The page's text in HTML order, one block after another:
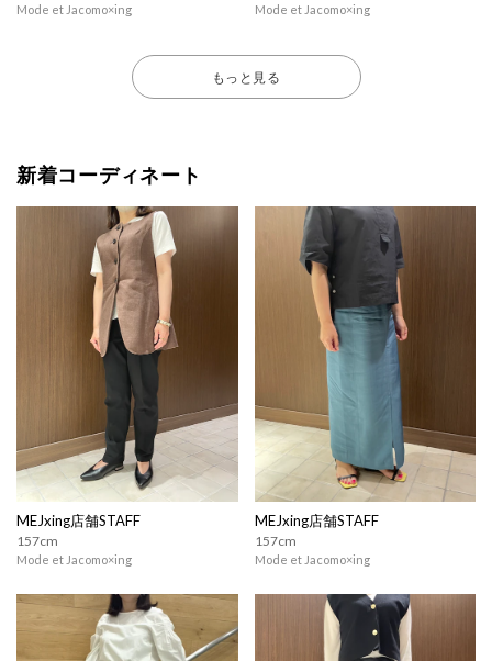
Mode et Jacomo×ing Mode et Jacomo×ing
もっと見る
新着コーディネート
MEJxing店舗STAFF
157cm
Mode et Jacomo×ing
MEJxing店舗STAFF
157cm
Mode et Jacomo×ing